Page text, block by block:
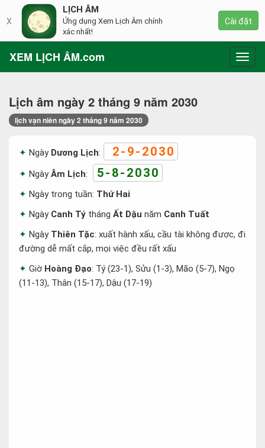
XEM LỊCH ÂM.com
Lịch âm ngày 2 tháng 9 năm 2030
lịch vạn niên ngày 2 tháng 9 năm 2030
Ngày Dương Lịch: 2-9-2030
NgàyÂm Lịch: 5-8-2030
Ngày trong tuần: Thứ Hai
Ngày Canh Tý tháng Ất Dậu năm Canh Tuất
Ngày Thiên Tặc: xuất hành xấu, cầu tài không được, đi
đường dễ mất cắp, mọi việc đều rất xấu
Giờ Hoàng Đạo: Tý (23-1), Sửu (1-3), Mão (5-7), Ngọ
(11-13), Thân (15-17), Dậu (17-19)
X
LỊCH ÂM
Ứng dụng Xem Lịch Âm chính
xác nhất!
Cài đặt